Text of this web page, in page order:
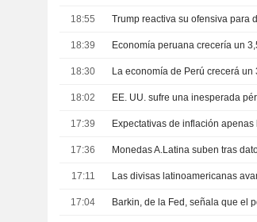
18:55 Trump reactiva su ofensiva para
18:39
18:30
18:02
17:39 Expectativas de inflación
17:36
17:11
17:04